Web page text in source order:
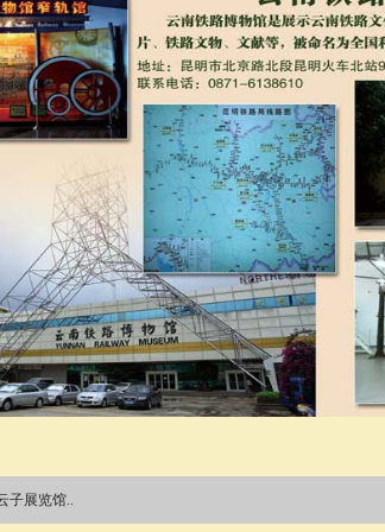
子展览馆..